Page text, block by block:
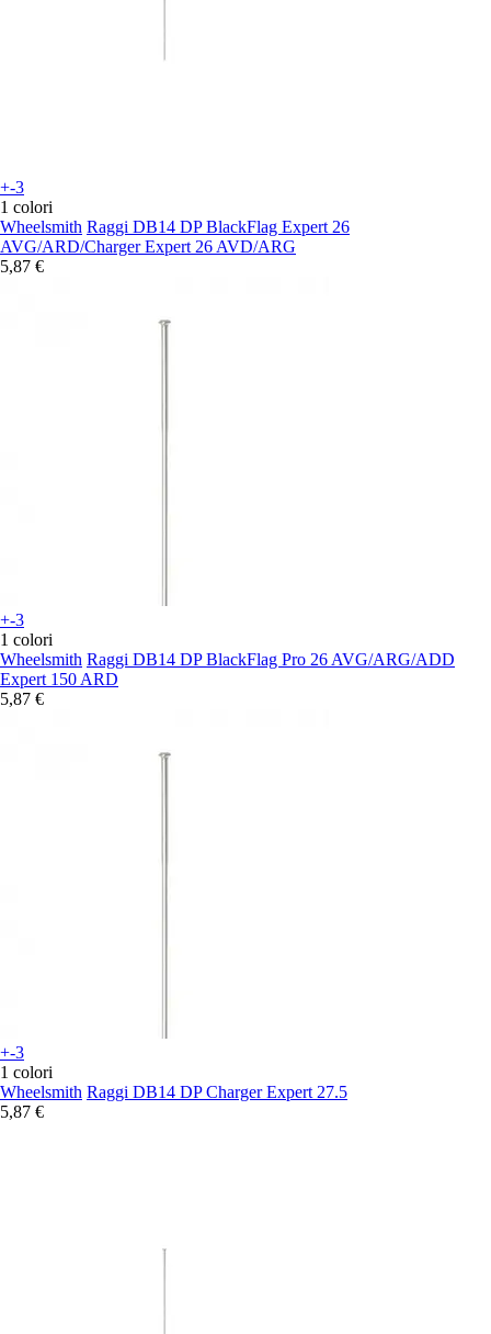
+-3
1 colori
Wheelsmith Raggi DB14 DP BlackFlag Expert 26
AVG/ARD/Charger Expert 26 AVD/ARG
5,87 €
+-3
1 colori
Wheelsmith Raggi DB14 DP BlackFlag Pro 26 AVG/ARG/ADD
Expert 150 ARD
5,87 €
+-3
1 colori
Wheelsmith Raggi DB14 DP Charger Expert 27.5
5,87 €